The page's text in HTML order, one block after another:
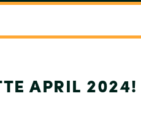
APRIL 2024!